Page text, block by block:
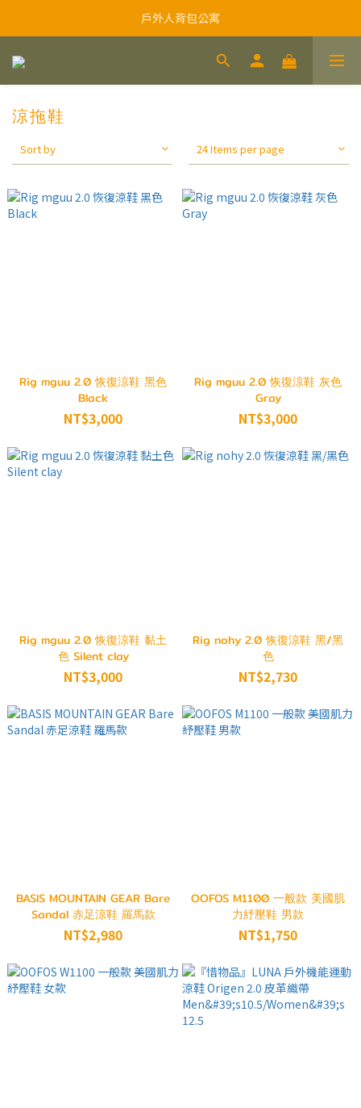
戶外人背包公寓
涼拖鞋
Sort by 24 Items per page
Rig mguu 2.0 恢復涼鞋 黑色
Black
NT$3,000
Rig mguu 2.0 恢復涼鞋 灰色
Gray
NT$3,000
Rig mguu 2.0 恢復涼鞋 黏土
色 Silent clay
NT$3,000
Rig nohy 2.0 恢復涼鞋 黑/黑
色
NT$2,730
BASIS MOUNTAIN GEAR Bare
Sandal 赤足涼鞋 羅馬款
NT$2,980
OOFOS M1100 一般款 美國肌
力紓壓鞋 男款
NT$1,750